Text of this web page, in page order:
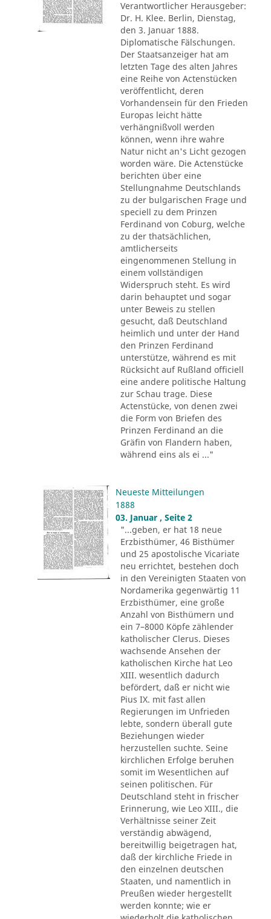
Verantwortlicher Herausgeber:
Dr. H. Klee. Berlin, Dienstag,
den 3. Januar 1888.
Diplomatische Fälschungen.
Der Staatsanzeiger hat am
letzten Tage des alten Jahres
eine Reihe von Actenstücken
veröffentlicht, deren
Vorhandensein für den Frieden
Europas leicht hätte
verhängnißvoll werden
können, wenn ihre wahre
Natur nicht an's Licht gezogen
worden wäre. Die Actenstücke
berichten über eine
Stellungnahme Deutschlands
zu der bulgarischen Frage und
speciell zu dem Prinzen
Ferdinand von Coburg, welche
zu der thatsächlichen,
amtlicherseits
eingenommenen Stellung in
einem vollständigen
Widerspruch steht. Es wird
darin behauptet und sogar
unter Beweis zu stellen
gesucht, daß Deutschland
heimlich und unter der Hand
den Prinzen Ferdinand
unterstütze, während es mit
Rücksicht auf Rußland officiell
eine andere politische Haltung
zur Schau trage. Diese
Actenstücke, von denen zwei
die Form von Briefen des
Prinzen Ferdinand an die
Gräfin von Flandern haben,
während eins als ei ..."
Neueste Mitteilungen
1888
03. Januar , Seite 2
"...geben, er hat 18 neue
Erzbisthümer, 46 Bisthümer
und 25 apostolische Vicariate
neu errichtet, bestehen doch
in den Vereinigten Staaten von
Nordamerika gegenwärtig 11
Erzbisthümer, eine große
Anzahl von Bisthümern und
ein 7–8000 Köpfe zählender
katholischer Clerus. Dieses
wachsende Ansehen der
katholischen Kirche hat Leo
XIII. wesentlich dadurch
befördert, daß er nicht wie
Pius IX. mit fast allen
Regierungen im Unfrieden
lebte, sondern überall gute
Beziehungen wieder
herzustellen suchte. Seine
kirchlichen Erfolge beruhen
somit im Wesentlichen auf
seinen politischen. Für
Deutschland steht in frischer
Erinnerung, wie Leo XIII., die
Verhältnisse seiner Zeit
verständig abwägend,
bereitwillig beigetragen hat,
daß der kirchliche Friede in
den einzelnen deutschen
Staaten, und namentlich in
Preußen wieder hergestellt
werden konnte; wie er